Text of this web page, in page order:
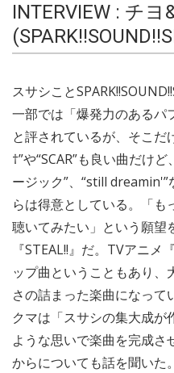
INTERVIEW : チヨ
スサシこと
一部では「爆発力のあるパ
と評されているが、そこだ
†”や“SCAR”も良い曲だけ
ージック”、“still
らは得意としている。「も
聴いてみたい」という願望
『STEAL!!』だ。TVアニ
ップ曲ということもあり、
さの詰まった楽曲になって
クマは「スサシの集大成
ような思いで楽曲を完成さ
からについても話を聞いた。